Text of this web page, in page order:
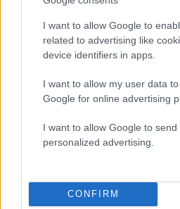
I want to allow Google to
related to advertising like
device identifiers in apps.
I want to allow my user data
Google for online advertising
I want to allow Google to send
personalized advertising.
CONFIRM
Η Ελένη Φωτοπούλου
γιορτή του Άκη
χρόνια μου διδάσκει
«Αφιέρωσε τη ζωή της
ανθρώπους που είχαν
δήλωση της
Λίζα που βρέθηκε
Αριστοτέλης Δαμίγος:
Ριτσώνας το «ύστατο